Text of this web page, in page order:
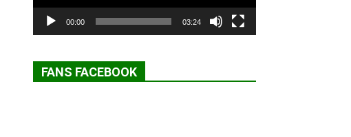
00:00 03:24
FANS FACEBOOK